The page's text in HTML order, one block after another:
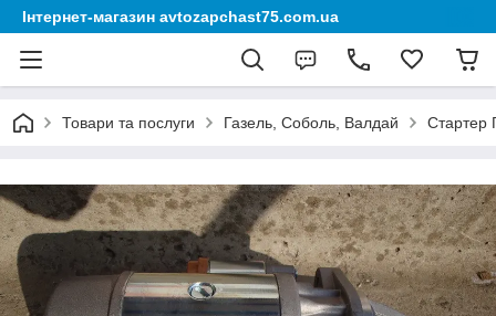
Інтернет-магазин avtozapchast75.com.ua
Товари та послуги Газель, Соболь, Валдай Стартер